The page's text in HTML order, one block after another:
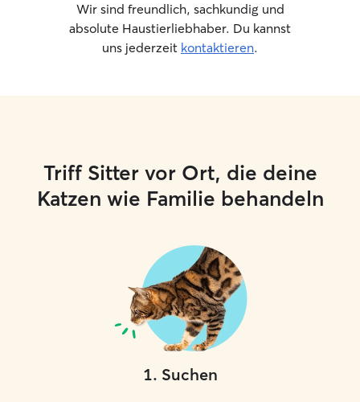
Wir sind freundlich, sachkundig und
absolute Haustierliebhaber. Du kannst
uns jederzeit kontaktieren.
Triff Sitter vor Ort, die deine
Katzen wie Familie behandeln
1. Suchen